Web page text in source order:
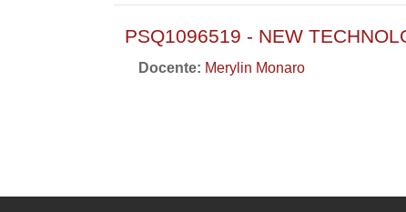
PSQ1096519 - NEW
Docente: Merylin Monaro